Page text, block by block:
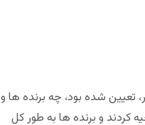
تعیین شده بود، چه برنده ها و
کردند و برنده ها به طور کل